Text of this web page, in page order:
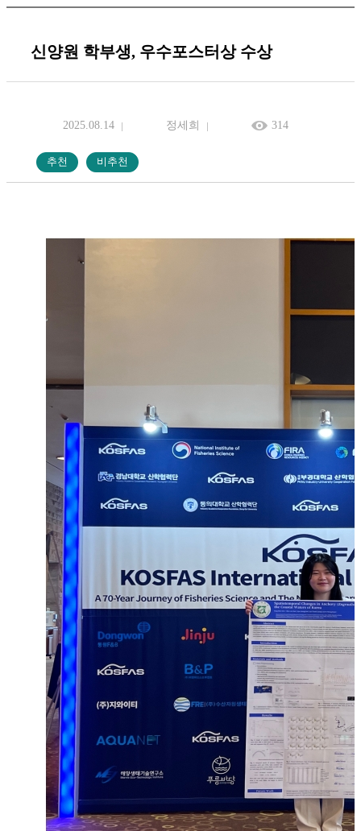
신양원 학부생, 우수포스터상 수상
2025.08.14 정세희 314